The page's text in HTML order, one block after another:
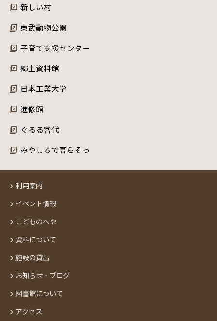
新しい村
東武動物公園
子育て支援センター
郷土資料館
日本工業大学
進修館
ぐるる宮代
みやしろで暮らそっ
利用案内
イベント情報
こどものへや
資料について
施設の貸出
お知らせ・ブログ
図書館について
アクセス